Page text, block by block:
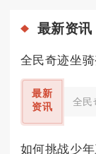
最新资讯
最新
资讯
全民
如何挑战少